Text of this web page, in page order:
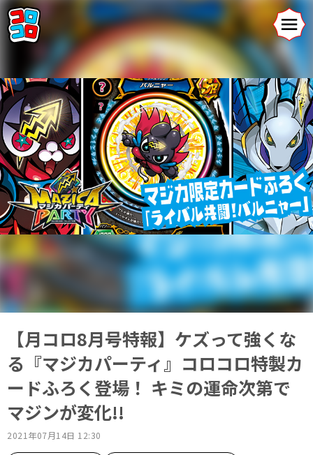
【月コロ8月号特報】ケズって強くな
る『マジカパーティ』コロコロ特製カ
ードふろく登場！ キミの運命次第で
マジンが変化!!
2021年07月14日 12:30